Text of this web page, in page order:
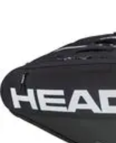
Publica y Comparte